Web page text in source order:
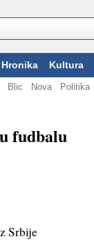
Hronika Kultura
Blic Nova Politika
fudbalu
Srbije